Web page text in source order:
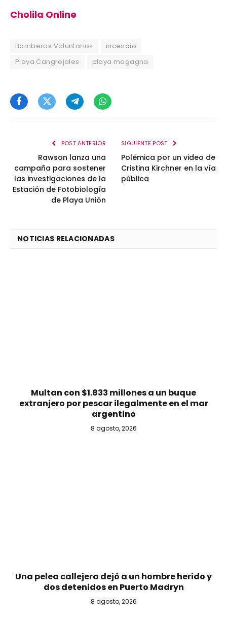
Cholila Online
Bomberos Voluntarios
incendio
Playa Cangrejales
playa magagna
FacebookTwitterTelegramWhatsApp
POST ANTERIOR
Rawson lanza una
campaña para sostener
las investigaciones de la
Estación de Fotobiología
de Playa Unión
SIGUIENTE POST
Polémica por un video de
Cristina Kirchner en la vía
pública
NOTICIAS RELACIONADAS
Multan con $1.833 millones a un buque
extranjero por pescar ilegalmente en el mar
argentino
8 agosto, 2026
Una pelea callejera dejó a un hombre herido y
dos detenidos en Puerto Madryn
8 agosto, 2026